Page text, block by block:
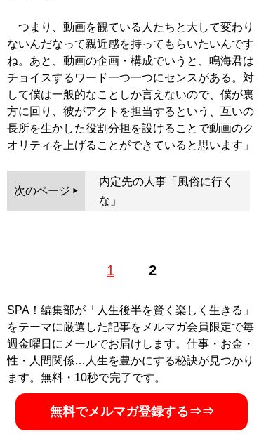
つまり、動画を観ている人たちと大して変わり
ないんだなって親近感を持ってもらいたいんです
ね。あと、動画の企画・構成でいうと、鳴海君は
チョイスするワード一つ一つにセンスがある。対
して僕は一般的なことしか言えないので、僕が裏
方に回り、彼がアクトを担当するという、互いの
長所を生かした役割分担を設けることで動画のク
オリティを上げることができていると思います」
次のページ
内定先の人事「風俗に行く
な」
1 2
SPA！編集部が「人生後半を賢く楽しく生きる」
をテーマに厳選した記事をメルマガ会員限定で毎
週金曜日にメールでお届けします。仕事・お金・
性・人間関係…人生を豊かにする秘訣が見つかり
ます。無料・10秒で完了です。
無料でメルマガ登録する⇒⇒